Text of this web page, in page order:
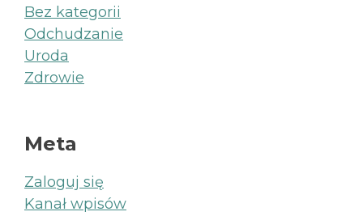
Bez kategorii
Odchudzanie
Uroda
Zdrowie
Meta
Zaloguj się
Kanał wpisów